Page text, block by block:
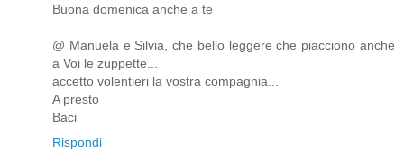
Buona domenica anche a te
@ Manuela e Silvia, che bello leggere che piacciono anche
a Voi le zuppette...
accetto volentieri la vostra compagnia...
A presto
Baci
Rispondi